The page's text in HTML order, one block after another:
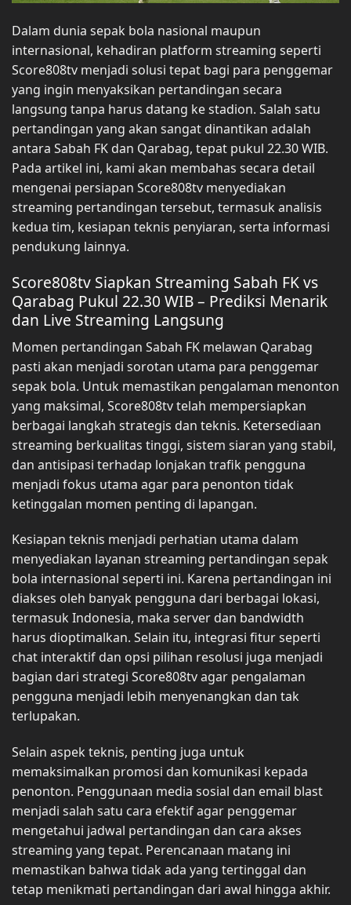
Dalam dunia sepak bola nasional maupun
internasional, kehadiran platform streaming seperti
Score808tv menjadi solusi tepat bagi para penggemar
yang ingin menyaksikan pertandingan secara
langsung tanpa harus datang ke stadion. Salah satu
pertandingan yang akan sangat dinantikan adalah
antara Sabah FK dan Qarabag, tepat pukul 22.30 WIB.
Pada artikel ini, kami akan membahas secara detail
mengenai persiapan Score808tv menyediakan
streaming pertandingan tersebut, termasuk analisis
kedua tim, kesiapan teknis penyiaran, serta informasi
pendukung lainnya.
Score808tv Siapkan Streaming Sabah FK vs
Qarabag Pukul 22.30 WIB – Prediksi Menarik
dan Live Streaming Langsung
Momen pertandingan Sabah FK melawan Qarabag
pasti akan menjadi sorotan utama para penggemar
sepak bola. Untuk memastikan pengalaman menonton
yang maksimal, Score808tv telah mempersiapkan
berbagai langkah strategis dan teknis. Ketersediaan
streaming berkualitas tinggi, sistem siaran yang stabil,
dan antisipasi terhadap lonjakan trafik pengguna
menjadi fokus utama agar para penonton tidak
ketinggalan momen penting di lapangan.
Kesiapan teknis menjadi perhatian utama dalam
menyediakan layanan streaming pertandingan sepak
bola internasional seperti ini. Karena pertandingan ini
diakses oleh banyak pengguna dari berbagai lokasi,
termasuk Indonesia, maka server dan bandwidth
harus dioptimalkan. Selain itu, integrasi fitur seperti
chat interaktif dan opsi pilihan resolusi juga menjadi
bagian dari strategi Score808tv agar pengalaman
pengguna menjadi lebih menyenangkan dan tak
terlupakan.
Selain aspek teknis, penting juga untuk
memaksimalkan promosi dan komunikasi kepada
penonton. Penggunaan media sosial dan email blast
menjadi salah satu cara efektif agar penggemar
mengetahui jadwal pertandingan dan cara akses
streaming yang tepat. Perencanaan matang ini
memastikan bahwa tidak ada yang tertinggal dan
tetap menikmati pertandingan dari awal hingga akhir.